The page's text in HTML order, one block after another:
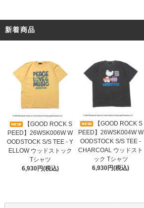
新着商品
【GOOD ROCK S
PEED】26WSK006W W
OODSTOCK S/S TEE - Y
ELLOW ウッドストック
Tシャツ
6,930円(税込)
【GOOD ROCK S
PEED】26WSK004W W
OODSTOCK S/S TEE -
CHARCOAL ウッドスト
ック Tシャツ
6,930円(税込)